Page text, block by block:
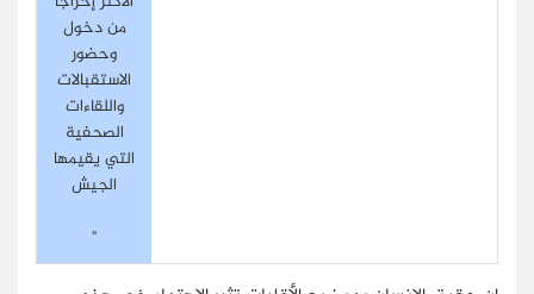
من دخول
وحضور
الاستقبالات
واللقاءات
الصحفية
التي يقيمها
الجيش
"